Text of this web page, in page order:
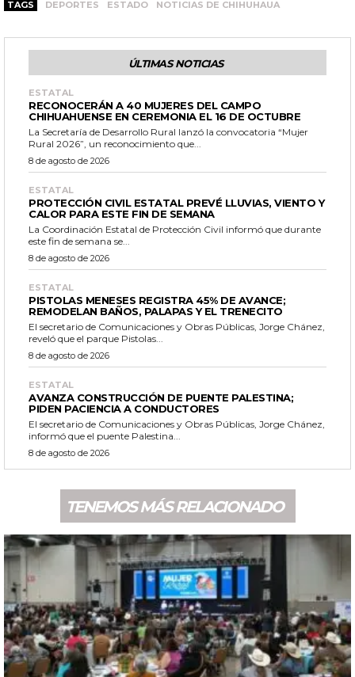
TAGS DEPORTES ESTADO NOTICIAS DE CHIHUHAUA
ÚLTIMAS NOTICIAS
ESTATAL
RECONOCERÁN A 40 MUJERES DEL CAMPO
CHIHUAHUENSE EN CEREMONIA EL 16 DE OCTUBRE
La Secretaría de Desarrollo Rural lanzó la convocatoria “Mujer
Rural 2026”, un reconocimiento que...
8 de agosto de 2026
ESTATAL
PROTECCIÓN CIVIL ESTATAL PREVÉ LLUVIAS, VIENTO Y
CALOR PARA ESTE FIN DE SEMANA
La Coordinación Estatal de Protección Civil informó que durante
este fin de semana se...
8 de agosto de 2026
ESTATAL
PISTOLAS MENESES REGISTRA 45% DE AVANCE;
REMODELAN BAÑOS, PALAPAS Y EL TRENECITO
El secretario de Comunicaciones y Obras Públicas, Jorge Chánez,
reveló que el parque Pistolas...
8 de agosto de 2026
ESTATAL
AVANZA CONSTRUCCIÓN DE PUENTE PALESTINA;
PIDEN PACIENCIA A CONDUCTORES
El secretario de Comunicaciones y Obras Públicas, Jorge Chánez,
informó que el puente Palestina...
8 de agosto de 2026
TENEMOS MÁS RELACIONADO